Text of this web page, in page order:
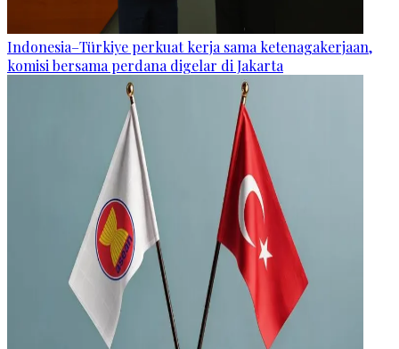
Indonesia–Türkiye perkuat kerja sama ketenagakerjaan,
komisi bersama perdana digelar di Jakarta